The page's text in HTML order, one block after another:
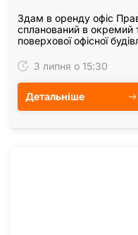
Здам в оренду офіс
спланований в окремий
поверхової офісної
3 липня о 15:30
Детальніше